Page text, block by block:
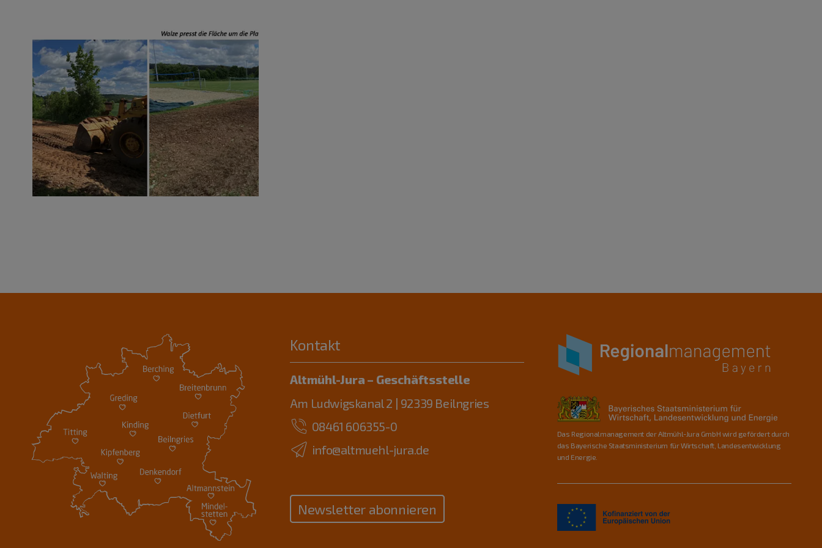
Kontakt
Altmühl-Jura – Geschäftsstelle
Am Ludwigskanal 2 | 92339 Beilngries
08461 606355-0
info@altmuehl-jura.de
Newsletter abonnieren
Das Regionalmanagement der Altmühl-Jura GmbH wird gefördert durch
das Bayerische Staatsministerium für Wirtschaft, Landesentwicklung
und Energie.